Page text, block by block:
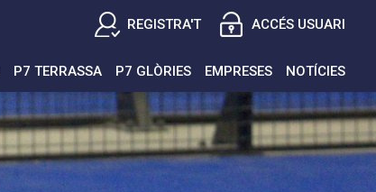
REGISTRA'T ACCÉS USUARI
P7 TERRASSA P7 GLÒRIES EMPRESES NOTÍCIES